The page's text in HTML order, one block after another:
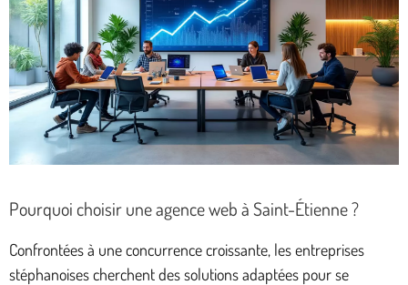
Pourquoi choisir une agence web à Saint-Étienne ?
Confrontées à une concurrence croissante, les entreprises
stéphanoises cherchent des solutions adaptées pour se